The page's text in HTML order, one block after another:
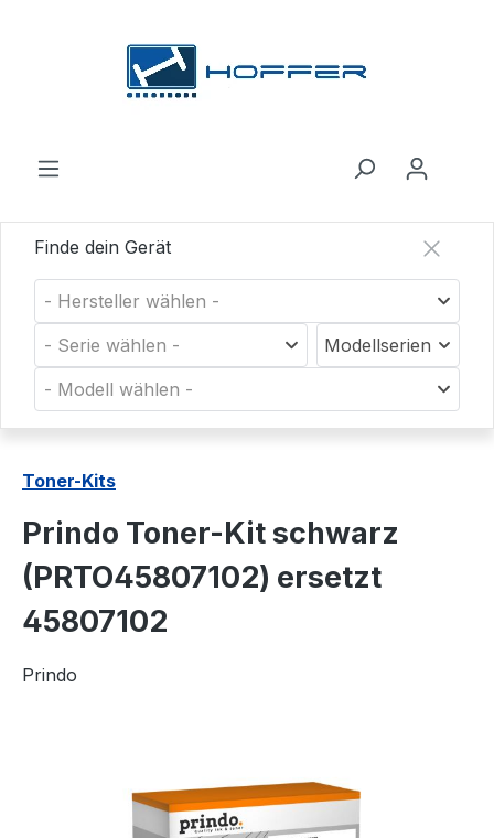
Finde dein Gerät
- Hersteller wählen -
- Serie wählen -
Modellserien
- Modell wählen -
Toner-Kits
Prindo Toner-Kit schwarz
(PRTO45807102) ersetzt
45807102
Prindo